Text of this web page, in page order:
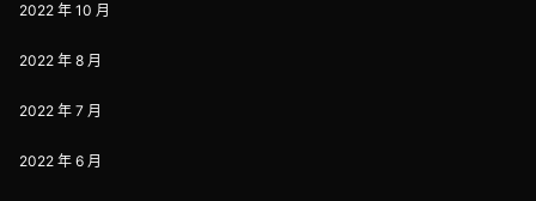
2022 年 10 月
2022 年 8 月
2022 年 7 月
2022 年 6 月